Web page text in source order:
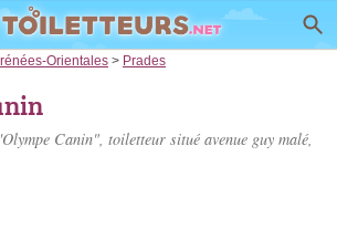
Orientales > Prades
Canin", toiletteur situé avenue guy malé,